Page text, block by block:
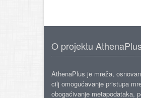
O projektu AthenaPlus
AthenaPlus je mreža,
cilj omogućavanje pristupa
obogaćivanje metapodataka,